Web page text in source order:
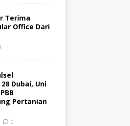
Terima
Office Dari
Dubai, Uni
Pertanian
0